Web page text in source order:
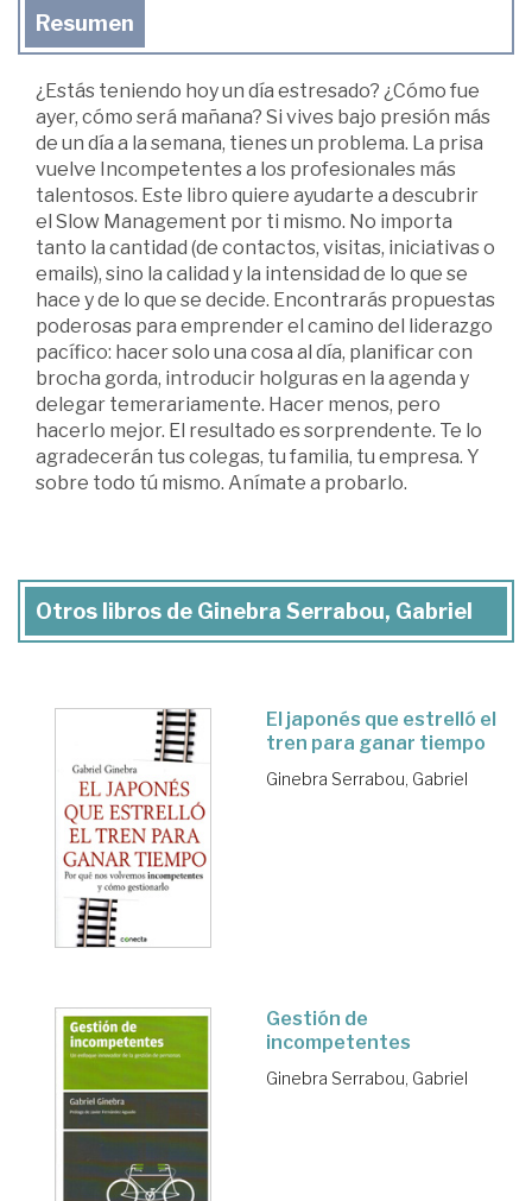
Resumen
¿Estás teniendo hoy un día estresado? ¿Cómo fue
ayer, cómo será mañana? Si vives bajo presión más
de un día a la semana, tienes un problema. La prisa
vuelve Incompetentes a los profesionales más
talentosos. Este libro quiere ayudarte a descubrir
el Slow Management por ti mismo. No importa
tanto la cantidad (de contactos, visitas, iniciativas o
emails), sino la calidad y la intensidad de lo que se
hace y de lo que se decide. Encontrarás propuestas
poderosas para emprender el camino del liderazgo
pacífico: hacer solo una cosa al día, planificar con
brocha gorda, introducir holguras en la agenda y
delegar temerariamente. Hacer menos, pero
hacerlo mejor. El resultado es sorprendente. Te lo
agradecerán tus colegas, tu familia, tu empresa. Y
sobre todo tú mismo. Anímate a probarlo.
Otros libros de Ginebra Serrabou, Gabriel
El japonés que estrelló el
tren para ganar tiempo
Ginebra Serrabou, Gabriel
Gestión de
incompetentes
Ginebra Serrabou, Gabriel